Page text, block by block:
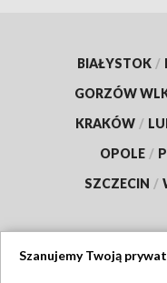
BIAŁYSTOK /
GORZÓW
KRAKÓW /
OPOLE /
SZCZECIN /
Szanujemy Twoją